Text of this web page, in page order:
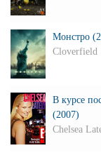
Монстро
Cloverfield
В курсе
(2007)
Chelsea